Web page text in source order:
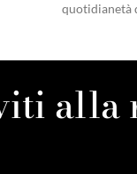
quotidianetà
alla